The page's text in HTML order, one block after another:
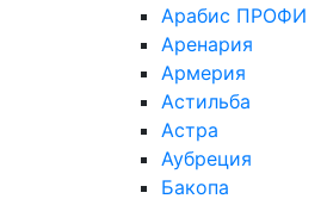
Арабис ПРОФИ
Аренария
Армерия
Астильба
Астра
Аубреция
Бакопа